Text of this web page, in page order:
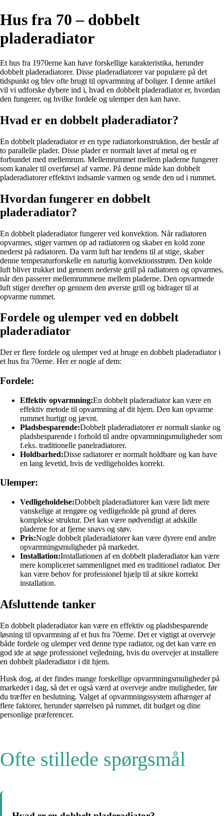
Hus fra 70 – dobbelt
pladeradiator
Et hus fra 1970erne kan have forskellige karakteristika, herunder
dobbelt pladeradiatorer. Disse pladeradiatorer var populære på det
tidspunkt og blev ofte brugt til opvarmning af boliger. I denne artikel
vil vi udforske dybere ind i, hvad en dobbelt pladeradiator er, hvordan
den fungerer, og hvilke fordele og ulemper den kan have.
Hvad er en dobbelt pladeradiator?
En dobbelt pladeradiator er en type radiatorkonstruktion, der består af
to parallelle plader. Disse plader er normalt lavet af metal og er
forbundet med mellemrum. Mellemrummet mellem pladerne fungerer
som kanaler til overførsel af varme. På denne måde kan dobbelt
pladeradiatorer effektivt indsamle varmen og sende den ud i rummet.
Hvordan fungerer en dobbelt
pladeradiator?
En dobbelt pladeradiator fungerer ved konvektion. Når radiatoren
opvarmes, stiger varmen op ad radiatoren og skaber en kold zone
nederst på radiatoren. Da varm luft har tendens til at stige, skaber
denne temperaturforskelle en naturlig konvektionsstrøm. Den kolde
luft bliver trukket ind gennem nederste grill på radiatoren og opvarmes,
når den passerer mellemrummene mellem pladerne. Den opvarmede
luft stiger derefter op gennem den øverste grill og bidrager til at
opvarme rummet.
Fordele og ulemper ved en dobbelt
pladeradiator
Der er flere fordele og ulemper ved at bruge en dobbelt pladeradiator i
et hus fra 70erne. Her er nogle af dem:
Fordele:
Effektiv opvarmning:En dobbelt pladeradiator kan være en
effektiv metode til opvarmning af dit hjem. Den kan opvarme
rummet hurtigt og jævnt.
Pladsbesparende:Dobbelt pladeradiatorer er normalt slanke og
pladsbesparende i forhold til andre opvarmningsmuligheder som
f.eks. traditionelle panelradiatorer.
Holdbarhed:Disse radiatorer er normalt holdbare og kan have
en lang levetid, hvis de vedligeholdes korrekt.
Ulemper:
Vedligeholdelse:Dobbelt pladeradiatorer kan være lidt mere
vanskelige at rengøre og vedligeholde på grund af deres
komplekse struktur. Det kan være nødvendigt at adskille
pladerne for at fjerne snavs og støv.
Pris:Nogle dobbelt pladeradiatorer kan være dyrere end andre
opvarmningsmuligheder på markedet.
Installation:Installationen af en dobbelt pladeradiator kan være
mere kompliceret sammenlignet med en traditionel radiator. Der
kan være behov for professionel hjælp til at sikre korrekt
installation.
Afsluttende tanker
En dobbelt pladeradiator kan være en effektiv og pladsbesparende
løsning til opvarmning af et hus fra 70erne. Det er vigtigt at overveje
både fordele og ulemper ved denne type radiator, og det kan være en
god ide at søge professionel vejledning, hvis du overvejer at installere
en dobbelt pladeradiator i dit hjem.
Husk dog, at der findes mange forskellige opvarmningsmuligheder på
markedet i dag, så det er også værd at overveje andre muligheder, før
du træffer en beslutning. Valget af opvarmningssystem afhænger af
flere faktorer, herunder størrelsen på rummet, dit budget og dine
personlige præferencer.
Ofte stillede spørgsmål